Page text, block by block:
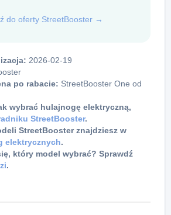
do oferty StreetBooster →
2026-02-19
po rabacie: StreetBooster One od
wybrać hulajnogę elektryczną,
StreetBooster.
StreetBooster znajdziesz w
elektrycznych.
który model wybrać? Sprawdź
.